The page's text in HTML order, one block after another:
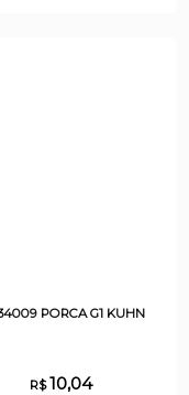
PORCA G1 KUHN
R$10,04